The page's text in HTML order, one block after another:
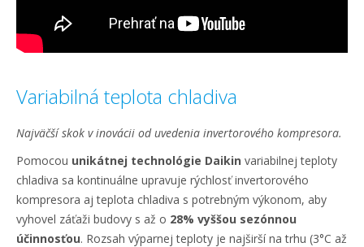
Variabilná teplota chladiva
Najväčší skok v inovácii od uvedenia invertorového kompresora.
Pomocou unikátnej technológie Daikin variabilnej teploty
chladiva sa kontinuálne upravuje rýchlosť invertorového
kompresora aj teplota chladiva s potrebným výkonom, aby
vyhovel záťaži budovy s až o 28% vyššou sezónnou
účinnosťou. Rozsah výparnej teploty je najširší na trhu (3°C až